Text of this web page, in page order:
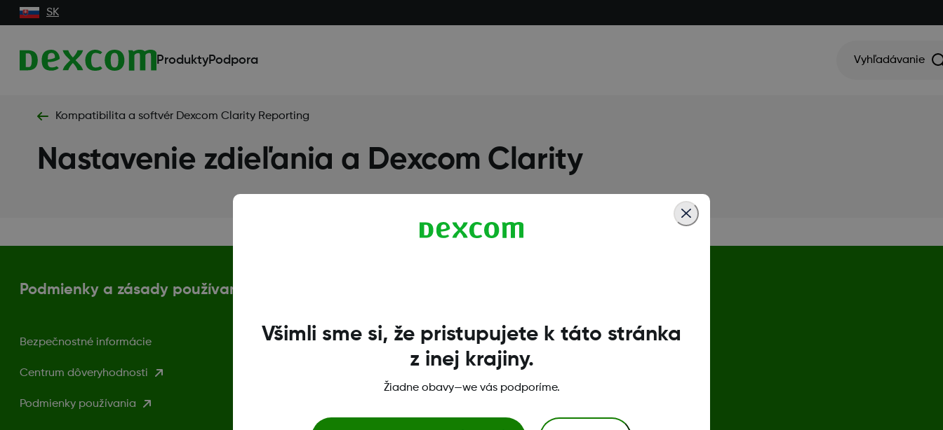
SK
ProduktyPodpora Vyhľadávanie
Kompatibilita a softvér Dexcom Clarity Reporting
Nastavenie zdieľania a Dexcom Clarity
Podmienky a zásady používania
Bezpečnostné informácie
Centrum dôveryhodnosti
Podmienky používania
Zásada ochrany údajov
Vyhlásenie o zhode
Všimli sme si, že pristupujete k táto stránka
z inej krajiny.
Žiadne obavy—we vás podporíme.